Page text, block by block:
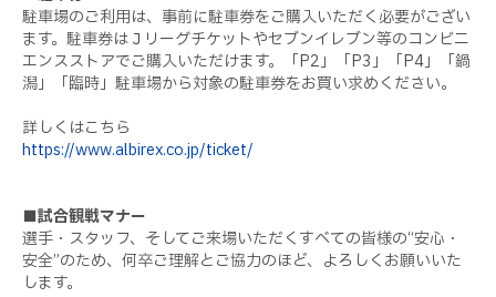
駐車場のご利用は、事前に駐車券をご購入いただく必要がござい
ます。駐車券はＪリーグチケットやセブンイレブン等のコンビニ
エンスストアでご購入いただけます。「P2」「P3」「P4」「鍋
潟」「臨時」駐車場から対象の駐車券をお買い求めください。
詳しくはこちら
https://www.albirex.co.jp/ticket/
■試合観戦マナー
選手・スタッフ、そしてご来場いただくすべての皆様の“安心・
安全”のため、何卒ご理解とご協力のほど、よろしくお願いいた
します。